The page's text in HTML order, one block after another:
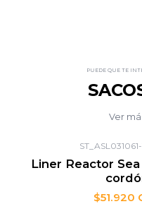
PUEDE QUE TE
Ver
Liner Reactor
$51.920